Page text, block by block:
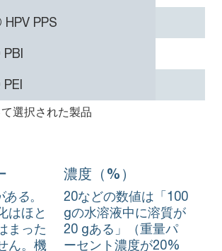
PPS
選択された製品
ある。
はほと
まった
ん。機
濃度（%）
20などの数値は「100
gの水溶液中に溶質が
20 gある」（重量パ
ーセント濃度が20%